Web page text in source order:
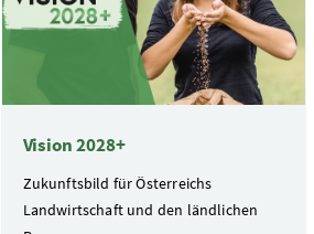
Vision 2028+
Zukunftsbild für Österreichs
Landwirtschaft und den ländlichen